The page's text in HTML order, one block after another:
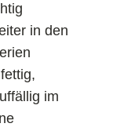
in den
im